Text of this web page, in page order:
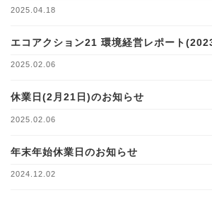
2025.04.18
エコアクション21 環境経営レポート
2025.02.06
休業日(2月21日)のお知らせ
2025.02.06
年末年始休業日のお知らせ
2024.12.02